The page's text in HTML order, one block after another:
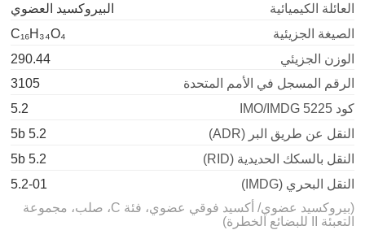
العائلة الكيميائية
البيروكسيد العضوي
الصيغة الجزيئية
C₁₆H₃₄O₄
الوزن الجزيئي
290.44
الرقم المسجل في الأمم المتحدة
3105
كود IMO/IMDG 5225
5.2
النقل عن طريق البر (ADR)
5.2 5b
النقل بالسكك الحديدية (RID)
5.2 5b
النقل البحري (IMDG)
5.2-01
(بيروكسيد عضوي/ أكسيد فوقي عضوي، فئة C، صلب، مجموعة
التعبئة II للبضائع الخطرة)